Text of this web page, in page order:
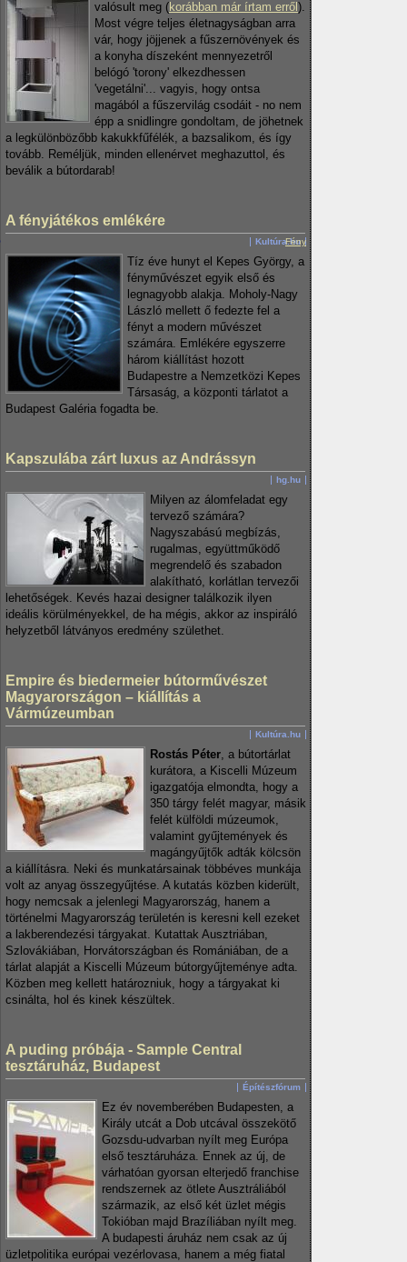
valósult meg (korábban már írtam erről ).
Most végre teljes életnagyságban arra
vár, hogy jöjjenek a fűszernövények és
a konyha díszeként mennyezetről
belógó 'torony' elkezdhessen
'vegetálni'... vagyis, hogy ontsa
magából a fűszervilág csodáit - no nem
épp a snidlingre gondoltam, de jöhetnek
a legkülönbözőbb kakukkfűfélék, a bazsalikom, és így
tovább. Reméljük, minden ellenérvet meghazuttol, és
beválik a bútordarab!
A fényjátékos emlékére
Fény
Kultúra.hu
Tíz éve hunyt el Kepes György, a
fényművészet egyik első és
legnagyobb alakja. Moholy-Nagy
László mellett ő fedezte fel a
fényt a modern művészet
számára. Emlékére egyszerre
három kiállítást hozott
Budapestre a Nemzetközi Kepes
Társaság, a központi tárlatot a
Budapest Galéria fogadta be.
Kapszulába zárt luxus az Andrássyn
hg.hu
Milyen az álomfeladat egy
tervező számára?
Nagyszabású megbízás,
rugalmas, együttműködő
megrendelő és szabadon
alakítható, korlátlan tervezői
lehetőségek. Kevés hazai designer találkozik ilyen
ideális körülményekkel, de ha mégis, akkor az inspiráló
helyzetből látványos eredmény születhet.
Empire és biedermeier bútorművészet
Magyarországon – kiállítás a
Vármúzeumban
Kultúra.hu
Rostás Péter , a bútortárlat
kurátora, a Kiscelli Múzeum
igazgatója elmondta, hogy a
350 tárgy felét magyar, másik
felét külföldi múzeumok,
valamint gyűjtemények és
magángyűjtők adták kölcsön
a kiállításra. Neki és munkatársainak többéves munkája
volt az anyag összegyűjtése. A kutatás közben kiderült,
hogy nemcsak a jelenlegi Magyarország, hanem a
történelmi Magyarország területén is keresni kell ezeket
a lakberendezési tárgyakat. Kutattak Ausztriában,
Szlovákiában, Horvátországban és Romániában, de a
tárlat alapját a Kiscelli Múzeum bútorgyűjteménye adta.
Közben meg kellett határozniuk, hogy a tárgyakat ki
csinálta, hol és kinek készültek.
A puding próbája - Sample Central
tesztáruház, Budapest
Építészfórum
Ez év novemberében Budapesten, a
Király utcát a Dob utcával összekötő
Gozsdu-udvarban nyílt meg Európa
első tesztáruháza. Ennek az új, de
várhatóan gyorsan elterjedő franchise
rendszernek az ötlete Ausztráliából
származik, az első két üzlet mégis
Tokióban majd Brazíliában nyílt meg.
A budapesti áruház nem csak az új
üzletpolitika európai vezérlovasa, hanem a még fiatal